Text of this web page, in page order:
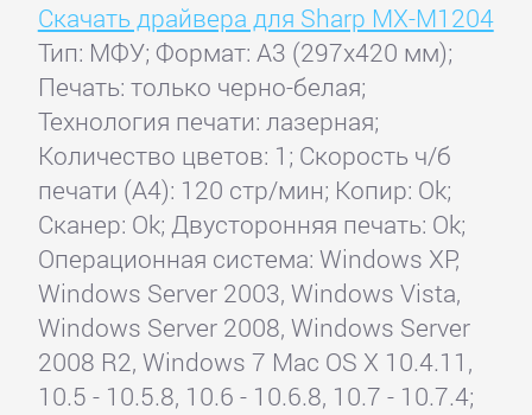
Скачать драйвера для Sharp MX-M1204
Тип: МФУ; Формат: A3 (297x420 мм);
Печать: только черно-белая;
Технология печати: лазерная;
Количество цветов: 1; Скорость ч/б
печати (А4): 120 стр/мин; Копир: Ok;
Сканер: Ok; Двусторонняя печать: Ok;
Операционная система: Windows XP,
Windows Server 2003, Windows Vista,
Windows Server 2008, Windows Server
2008 R2, Windows 7 Mac OS X 10.4.11,
10.5 - 10.5.8, 10.6 - 10.6.8, 10.7 - 10.7.4;